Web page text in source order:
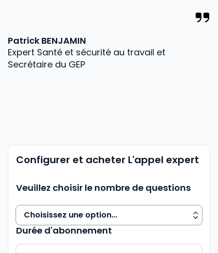
Patrick BENJAMIN
Expert Santé et sécurité au travail et
Secrétaire du GEP
Configurer et acheter L'appel expert
Durée d'abonnement
Veuillez choisir le nombre de questions